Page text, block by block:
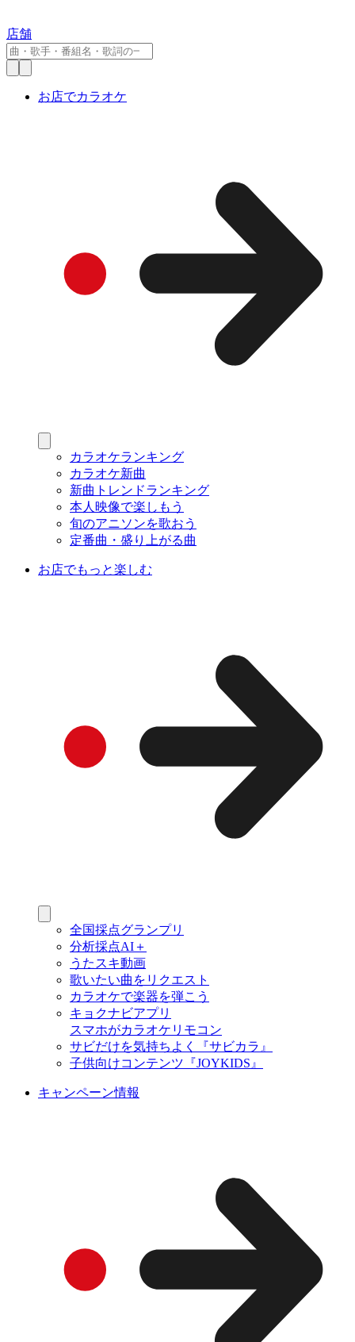
店舗
お店でカラオケ
カラオケランキング
カラオケ新曲
新曲トレンドランキング
本人映像で楽しもう
旬のアニソンを歌おう
定番曲・盛り上がる曲
お店でもっと楽しむ
全国採点グランプリ
分析採点AI＋
うたスキ動画
歌いたい曲をリクエスト
カラオケで楽器を弾こう
キョクナビアプリ
スマホがカラオケリモコン
サビだけを気持ちよく『サビカラ』
子供向けコンテンツ『JOYKIDS』
キャンペーン情報